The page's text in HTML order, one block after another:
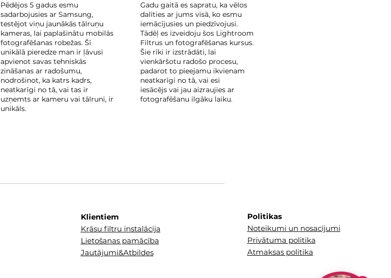
Pēdējos 5 gadus esmu
sadarbojusies ar Samsung,
testējot viņu jaunākās tālruņu
kameras, lai paplašinātu mobilās
fotografēšanas robežas. Šī
unikālā pieredze man ir ļāvusi
apvienot savas tehniskās
zināšanas ar radošumu,
nodrošinot, ka katrs kadrs,
neatkarīgi no tā, vai tas ir
uzņemts ar kameru vai tālruni, ir
unikāls.
Gadu gaitā es sapratu, ka vēlos
dalīties ar jums visā, ko esmu
iemācījusies un piedzīvojusi.
Tādēļ es izveidoju šos Lightroom
Filtrus un fotografēšanas kursus.
Šie rīki ir izstrādāti, lai
vienkāršotu radošo procesu,
padarot to pieejamu ikvienam
neatkarīgi no tā, vai esi
iesācējs vai jau aizraujies ar
fotografēšanu ilgāku laiku.
Klientiem
Krāsu filtru instalācija
Lietošanas pamācība
Jautājumi&Atbildes
Politikas
Noteikumi un nosacījumi
Privātuma politika
Atmaksas politika